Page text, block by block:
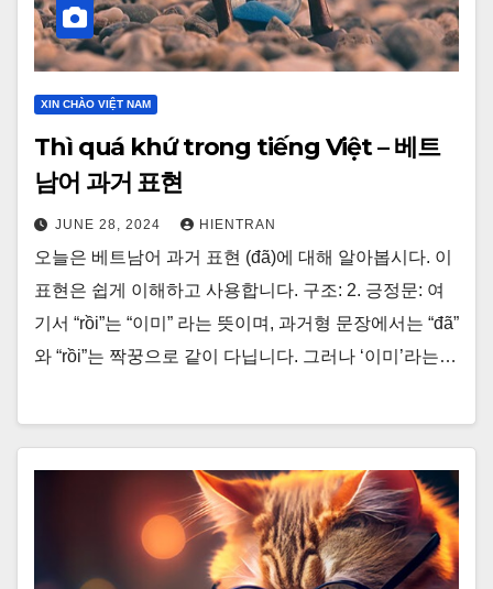
XIN CHÀO VIỆT NAM
Thì quá khứ trong tiếng Việt – 베트
남어 과거 표현
JUNE 28, 2024 HIENTRAN
오늘은 베트남어 과거 표현 (đã)에 대해 알아봅시다. 이
표현은 쉽게 이해하고 사용합니다. 구조: 2. 긍정문: 여
기서 “rồi”는 “이미” 라는 뜻이며, 과거형 문장에서는 “đã”
와 “rồi”는 짝꿍으로 같이 다닙니다. 그러나 ‘이미’라는…